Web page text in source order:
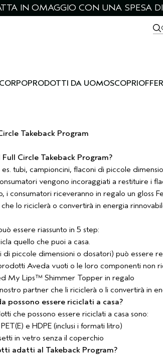
IN OMAGGIO CON UNA SPESA
PRODOTTI DA UOMOSCOPRI
Takeback Program
Circle Takeback Program?
tubi, campioncini, flaconi di piccole
vengono incoraggiati a restituire i
consumatori riceveranno in regalo un gloss
lo riciclerà o convertirà in energia
essere riassunto in 5 step:
quello che puoi a casa.
piccole dimensioni o dosatori) può essere
Aveda vuoti o le loro componenti non
My Lips™ Shimmer Topper in regalo
partner che li riciclerà o li convertirà in
possono essere riciclati a casa?
che possono essere riciclati a casa sono:
e HDPE (inclusi i formati litro)
in vetro senza il coperchio
adatti al Takeback Program?